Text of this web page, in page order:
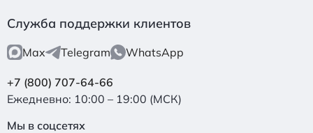
Служба поддержки клиентов
Max Telegram WhatsApp
+7 (800) 707-64-66
Ежедневно: 10:00 – 19:00 (МСК)
Мы в соцсетях